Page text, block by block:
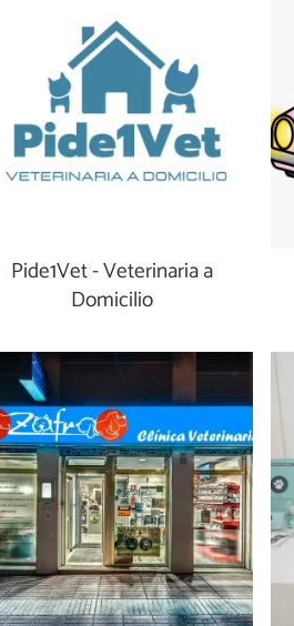
Pide1Vet - Veterinaria a
Domicilio